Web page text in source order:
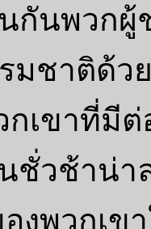
กันพวก
รมชาติ
กเขาที่
ชั่วช้าน่า
งพวกเข